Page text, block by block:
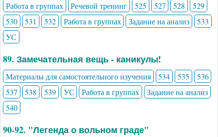
Работа в группах
Речевой тренинг 525 527 528
529
530
531 532 Работа в группах Задание на анализ
533
УС
89. Замечательная вещь - каникулы!
Материалы для самостоятельного изучения 534 535
536
537
538 539 УС Работа в группах
Задание на анализ
540
90-92. "Легенда о вольном граде"